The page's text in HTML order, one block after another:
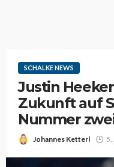
SCHALKE NEWS
Justin
Zukunft auf
Nummer
Johannes Ketterl 5.